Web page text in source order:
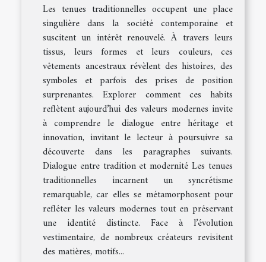
Les tenues traditionnelles occupent une place
singulière dans la société contemporaine et
suscitent un intérêt renouvelé. À travers leurs
tissus, leurs formes et leurs couleurs, ces
vêtements ancestraux révèlent des histoires, des
symboles et parfois des prises de position
surprenantes. Explorer comment ces habits
reflètent aujourd’hui des valeurs modernes invite
à comprendre le dialogue entre héritage et
innovation, invitant le lecteur à poursuivre sa
découverte dans les paragraphes suivants.
Dialogue entre tradition et modernité Les tenues
traditionnelles incarnent un syncrétisme
remarquable, car elles se métamorphosent pour
refléter les valeurs modernes tout en préservant
une identité distincte. Face à l’évolution
vestimentaire, de nombreux créateurs revisitent
des matières, motifs...